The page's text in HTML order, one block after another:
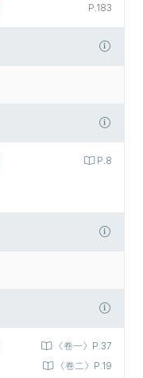
P.183
P.8
〈卷一〉P.37
〈卷二〉P.19